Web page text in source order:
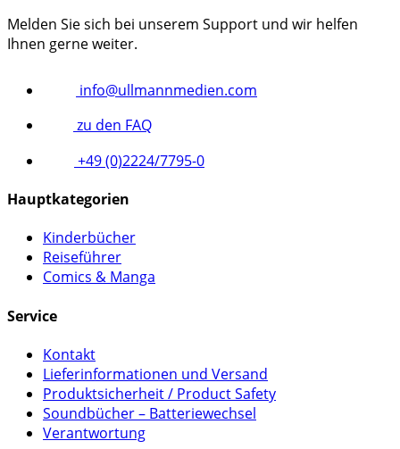
Melden Sie sich bei unserem Support und wir helfen
Ihnen gerne weiter.
info@ullmannmedien.com
zu den FAQ
+49 (0)2224/7795-0
Hauptkategorien
Kinderbücher
Reiseführer
Comics & Manga
Service
Kontakt
Lieferinformationen und Versand
Produktsicherheit / Product Safety
Soundbücher – Batteriewechsel
Verantwortung